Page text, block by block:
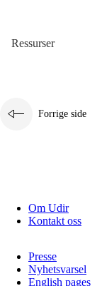
Ressurser
Forrige side
Om Udir
Kontakt oss
Presse
Nyhetsvarsel
English pages